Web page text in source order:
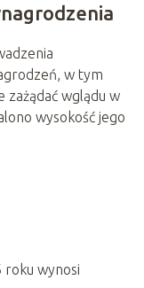
w tym
zażądać wglądu w
wysokość jego
wynosi